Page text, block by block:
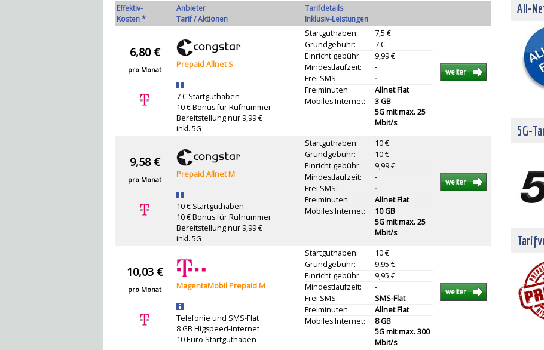
Effektiv-
Kosten *
Anbieter
Tarif / Aktionen
Tarifdetails
Inklusiv-Leistungen
6,80 €
pro Monat
Prepaid Allnet S
7 € Startguthaben
10 € Bonus für Rufnummer
Bereitstellung nur 9,99 €
inkl. 5G
Startguthaben:
7,5 €
Grundgebühr:
7 €
Einricht.gebühr:
9,99 €
Mindestlaufzeit:
-
Frei SMS:
-
Freiminuten:
Allnet Flat
Mobiles Internet:
3 GB
5G mit max. 25
Mbit/s
weiter
9,58 €
pro Monat
Prepaid Allnet M
10 € Startguthaben
10 € Bonus für Rufnummer
Bereitstellung nur 9,99 €
inkl. 5G
Startguthaben:
10 €
Grundgebühr:
10 €
Einricht.gebühr:
9,99 €
Mindestlaufzeit:
-
Frei SMS:
-
Freiminuten:
Allnet Flat
Mobiles Internet:
10 GB
5G mit max. 25
Mbit/s
weiter
10,03 €
pro Monat MagentaMobil Prepaid M
Telefonie und SMS-Flat
8 GB Higspeed-Internet
10 Euro Startguthaben
Startguthaben:
10 €
Grundgebühr:
9,95 €
Einricht.gebühr:
9,95 €
Mindestlaufzeit:
-
Frei SMS:
SMS-Flat
Freiminuten:
Allnet Flat
Mobiles Internet:
8 GB
5G mit max. 300
Mbit/s
weiter
All-
5G-